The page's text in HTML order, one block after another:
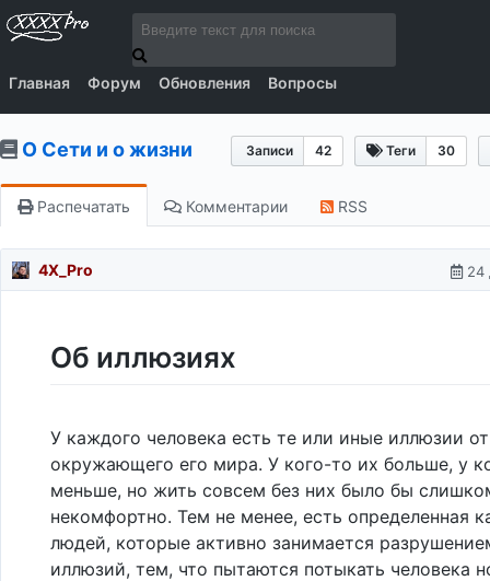
Главная Форум Обновления Вопросы
Записи 42 Теги 30
О Сети и о жизни
Распечатать Комментарии RSS
4X_Pro 24
Об иллюзиях
У каждого человека есть те или иные иллюзии
окружающего его мира. У кого-то их больше, у
меньше, но жить совсем без них было бы
некомфортно. Тем не менее, есть определенная
людей, которые активно занимается
иллюзий, тем, что пытаются потыкать человека